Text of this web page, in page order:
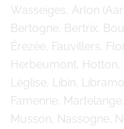
Wasseiges, Arlon
Bertogne, Bertrix,
Érezée, Fauvillers,
Herbeumont, Hotton,
Léglise, Libin,
Famenne,
Musson, Nassogne,